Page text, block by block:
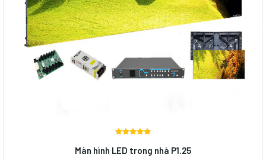
Được
xếp
Màn hình LED trong nhà P1.25